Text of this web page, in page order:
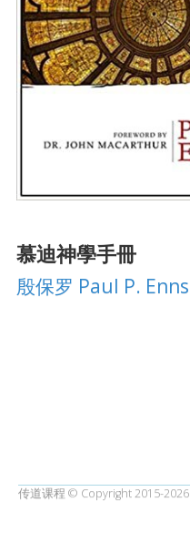
慕迪神學手冊
殷保罗 Paul P. Enns
传道课程 © Copyright 2015-2026